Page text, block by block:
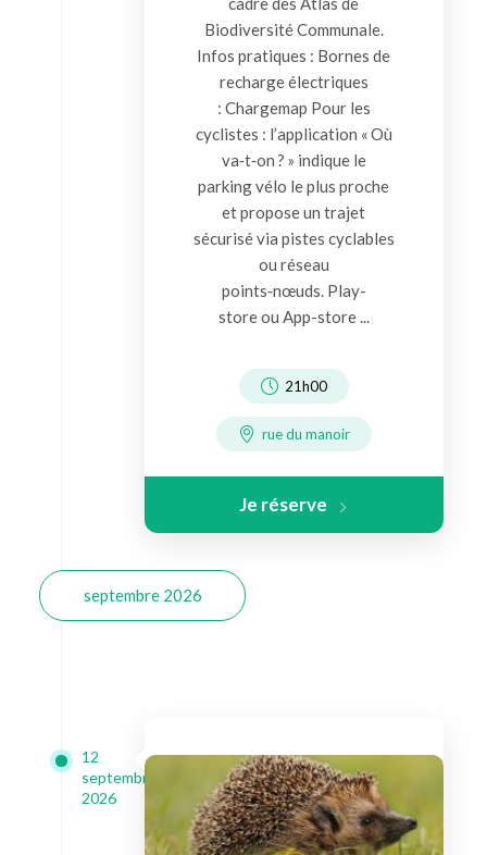
Biodiversité Communale.
Infos pratiques : Bornes de
recharge électriques
: Chargemap Pour les
cyclistes : l’application « Où
va‑t‑on ? » indique le
parking vélo le plus proche
et propose un trajet
sécurisé via pistes cyclables
ou réseau
points‑nœuds. Play-
store ou App-store ...
21h00
rue du manoir
Je réserve
septembre 2026
12
septembre
2026